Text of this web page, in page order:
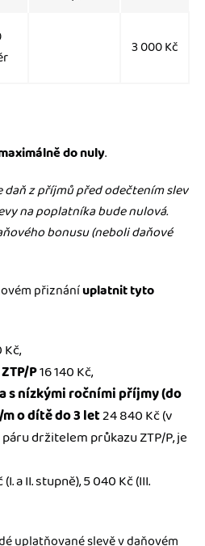
3 000 Kč
do nuly.
daň z příjmů před odečtením slev
na poplatníka bude nulová.
bonusu (neboli daňové
přiznáníuplatnit tyto
P16 140 Kč,
s nízkými ročními příjmy (do
o dítě do 3 let24 840 Kč (v
držitelem průkazu ZTP/P, je
a II. stupně), 5 040 Kč (III.
uplatňované slevě v daňovém